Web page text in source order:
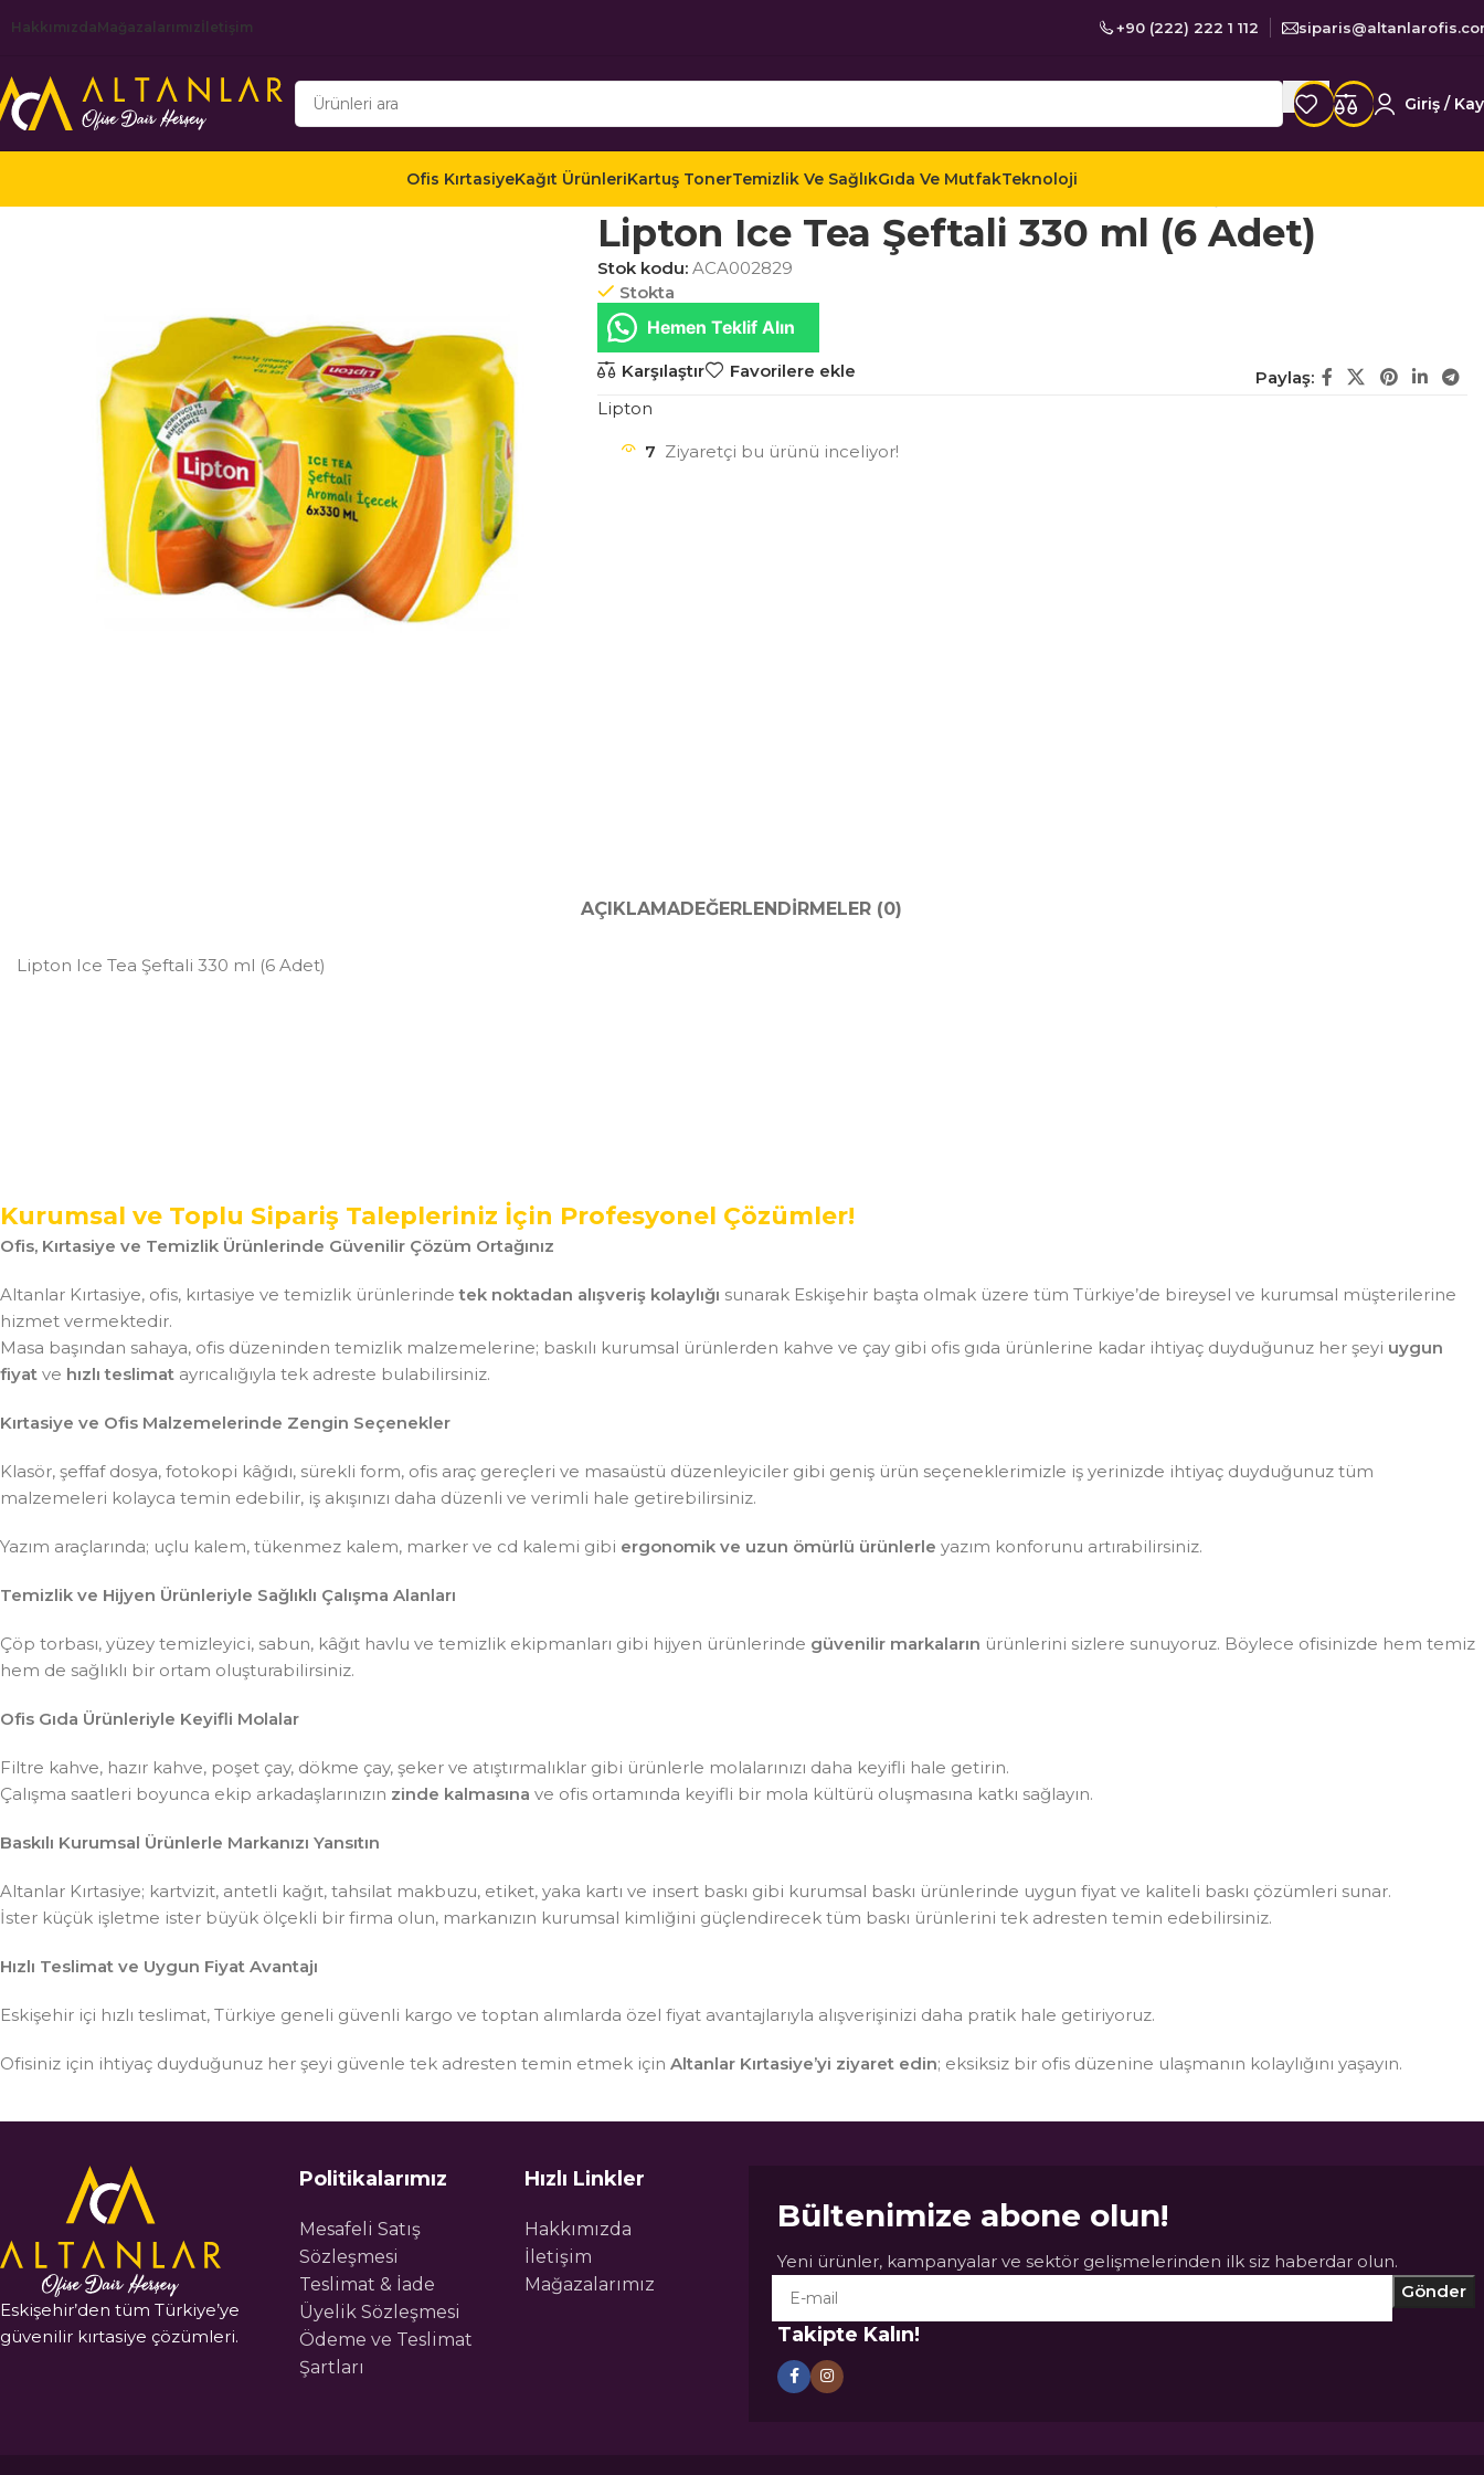
HakkımızdaMağazalarımız İletişim +90 (222) 222 1 112
Giriş /
Ofis KırtasiyeKağıt ÜrünleriKartuş TonerTemizlik Ve SağlıkGıda Ve MutfakTeknoloji
Lipton Ice Tea Şeftali 330 ml (6 Adet)
Stok kodu: ACA002829
Stokta
Hemen Teklif Alın
Karşılaştır Favorilere ekle
Paylaş:
Lipton
7 Ziyaretçi bu ürünü inceliyor!
AÇIKLAMADEĞERLENDIRMELER (0)
Lipton Ice Tea Şeftali 330 ml (6 Adet)
Kurumsal ve Toplu Sipariş Talepleriniz İçin Profesyonel Çözümler!
Ofis, Kırtasiye ve Temizlik Ürünlerinde Güvenilir Çözüm Ortağınız
Altanlar Kırtasiye, ofis, kırtasiye ve temizlik ürünlerindetek noktadan alışveriş kolaylığı sunarak Eskişehir başta olmak üzere tüm Türkiye’de bireysel ve kurumsal müşterilerine
hizmet vermektedir.
Masa başından sahaya, ofis düzeninden temizlik malzemelerine; baskılı kurumsal ürünlerden kahve ve çay gibi ofis gıda ürünlerine kadar ihtiyaç duyduğunuz her şeyi uygun
fiyat ve hızlı teslimat ayrıcalığıyla tek adreste bulabilirsiniz.
Kırtasiye ve Ofis Malzemelerinde Zengin Seçenekler
Klasör, şeffaf dosya, fotokopi kâğıdı, sürekli form, ofis araç gereçleri ve masaüstü düzenleyiciler gibi geniş ürün seçeneklerimizle iş yerinizde ihtiyaç duyduğunuz tüm
malzemeleri kolayca temin edebilir, iş akışınızı daha düzenli ve verimli hale getirebilirsiniz.
Yazım araçlarında; uçlu kalem, tükenmez kalem, marker ve cd kalemi gibi ergonomik ve uzun ömürlü ürünlerle yazım konforunu artırabilirsiniz.
Temizlik ve Hijyen Ürünleriyle Sağlıklı Çalışma Alanları
Çöp torbası, yüzey temizleyici, sabun, kâğıt havlu ve temizlik ekipmanları gibi hijyen ürünlerinde güvenilir markaların ürünlerini sizlere sunuyoruz. Böylece ofisinizde hem temiz
hem de sağlıklı bir ortam oluşturabilirsiniz.
Ofis Gıda Ürünleriyle Keyifli Molalar
Filtre kahve, hazır kahve, poşet çay, dökme çay, şeker ve atıştırmalıklar gibi ürünlerle molalarınızı daha keyifli hale getirin.
Çalışma saatleri boyunca ekip arkadaşlarınızın zinde kalmasına ve ofis ortamında keyifli bir mola kültürü oluşmasına katkı sağlayın.
Baskılı Kurumsal Ürünlerle Markanızı Yansıtın
Altanlar Kırtasiye; kartvizit, antetli kağıt, tahsilat makbuzu, etiket, yaka kartı ve insert baskı gibi kurumsal baskı ürünlerinde uygun fiyat ve kaliteli baskı çözümleri sunar.
İster küçük işletme ister büyük ölçekli bir firma olun, markanızın kurumsal kimliğini güçlendirecek tüm baskı ürünlerini tek adresten temin edebilirsiniz.
Hızlı Teslimat ve Uygun Fiyat Avantajı
Eskişehir içi hızlı teslimat, Türkiye geneli güvenli kargo ve toptan alımlarda özel fiyat avantajlarıyla alışverişinizi daha pratik hale getiriyoruz.
Ofisiniz için ihtiyaç duyduğunuz her şeyi güvenle tek adresten temin etmek için Altanlar Kırtasiye’yi ziyaret edin; eksiksiz bir ofis düzenine ulaşmanın kolaylığını yaşayın.
Eskişehir’den tüm Türkiye’ye
güvenilir kırtasiye çözümleri.
Politikalarımız
Mesafeli Satış
Sözleşmesi
Teslimat & İade
Üyelik Sözleşmesi
Ödeme ve Teslimat
Şartları
Hızlı Linkler
Hakkımızda
İletişim
Mağazalarımız
Bültenimize abone olun!
Yeni ürünler, kampanyalar ve sektör gelişmelerinden ilk siz haberdar olun.
Takipte Kalın!